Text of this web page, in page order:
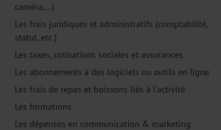
caméra,...)
Les frais juridiques et administratifs (comptabilité,
statut, etc.)
Les taxes, cotisations sociales et assurances
Les abonnements à des logiciels ou outils en ligne
Les frais de repas et boissons liés à l'activité
Les formations
Les dépenses en communication & marketing